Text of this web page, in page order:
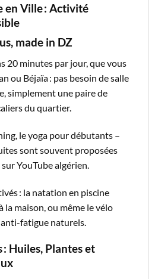
en Ville : Activité
made in DZ
20 minutes par jour, que vous
ou Béjaïa : pas besoin de salle
simplement une paire de
du quartier.
le yoga pour débutants –
sont souvent proposées
YouTube algérien.
: la natation en piscine
la maison, ou même le vélo
fatigue naturels.​
: Huiles, Plantes et